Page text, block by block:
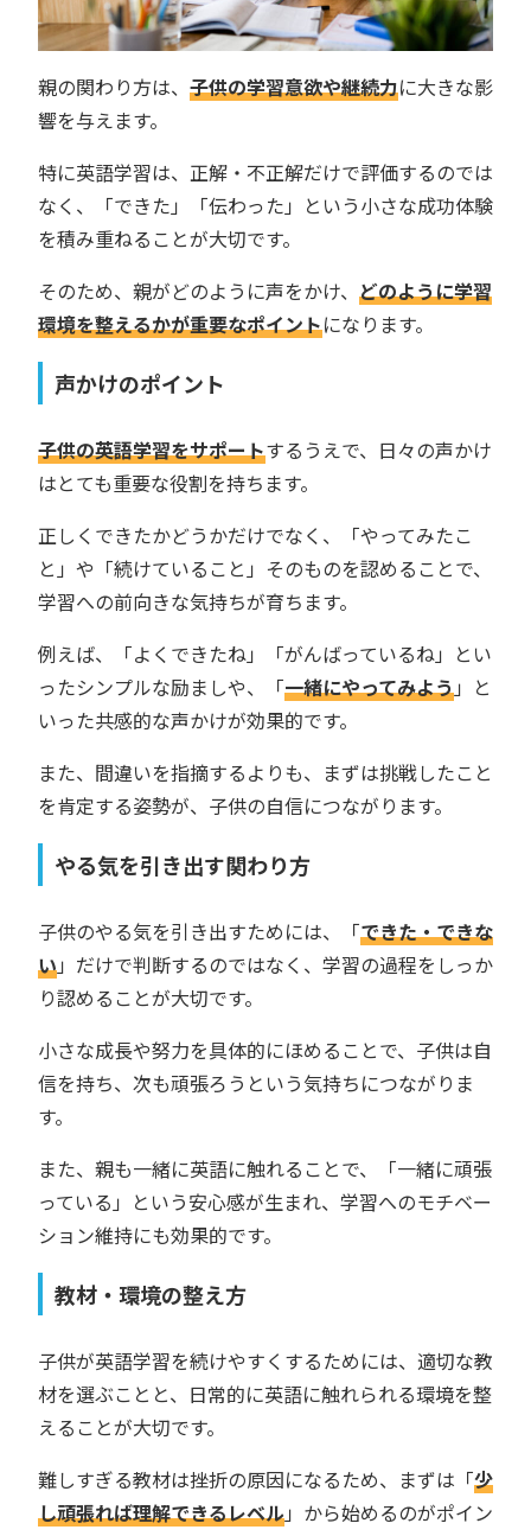
親の関わり方は、 子供の学習意欲や継続力に大きな影
響を与えます。
特に英語学習は、正解・不正解だけで評価するのでは
なく、「できた」「伝わった」という小さな成功体験
を積み重ねることが大切です。
そのため、親がどのように声をかけ、 どのように学習
環境を整えるかが重要なポイントになります。
声かけのポイント
子供の英語学習をサポートするうえで、日々の声かけ
はとても重要な役割を持ちます。
正しくできたかどうかだけでなく、「やってみたこ
と」や「続けていること」そのものを認めることで、
学習への前向きな気持ちが育ちます。
例えば、「よくできたね」「がんばっているね」とい
ったシンプルな励ましや、「一緒にやってみよう」と
いった共感的な声かけが効果的です。
また、間違いを指摘するよりも、まずは挑戦したこと
を肯定する姿勢が、子供の自信につながります。
やる気を引き出す関わり方
子供のやる気を引き出すためには、「できた・できな
い」だけで判断するのではなく、学習の過程をしっか
り認めることが大切です。
小さな成長や努力を具体的にほめることで、子供は自
信を持ち、次も頑張ろうという気持ちにつながりま
す。
また、親も一緒に英語に触れることで、「一緒に頑張
っている」という安心感が生まれ、学習へのモチベー
ション維持にも効果的です。
教材・環境の整え方
子供が英語学習を続けやすくするためには、適切な教
材を選ぶことと、日常的に英語に触れられる環境を整
えることが大切です。
難しすぎる教材は挫折の原因になるため、まずは「少
し頑張れば理解できるレベル」から始めるのがポイン